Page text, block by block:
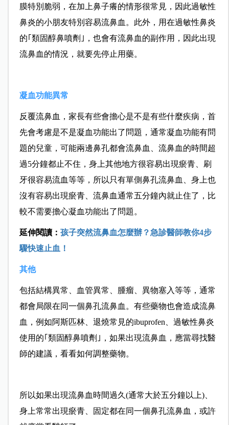
膜特別脆弱，在加上鼻子癢的情形很常見，因此過敏性
鼻炎的小朋友特別容易流鼻血。此外，用在過敏性鼻炎
的｢類固醇鼻噴劑｣，也會有流鼻血的副作用，因此出現
流鼻血的情況，就要先停止用藥。
凝血功能異常
反覆流鼻血，家長有些會擔心是不是有些什麼疾病，首
先會考慮是不是凝血功能出了問題，通常凝血功能有問
題的兒童，可能兩邊鼻孔都會流鼻血、流鼻血的時間超
過5分鐘都止不住，身上其他地方很容易出現瘀青、刷
牙很容易流血等等，所以只有單側鼻孔流鼻血、身上也
沒有容易出現瘀青、流鼻血通常五分鐘內就止住了，比
較不需要擔心凝血功能出了問題。
延伸閱讀： 孩子突然流鼻血怎麼辦？急診醫師教你4步
驟快速止血！
其他
包括結構異常、血管異常、腫瘤、異物塞入等等，通常
都會局限在同一個鼻孔流鼻血。有些藥物也會造成流鼻
血，例如阿斯匹林、退燒常見的ibuprofen、過敏性鼻炎
使用的｢類固醇鼻噴劑｣，如果出現流鼻血，應當尋找醫
師的建議，看看如何調整藥物。
所以如果出現流鼻血時間過久(通常大於五分鐘以上)、
身上常常出現瘀青、固定都在同一個鼻孔流鼻血，或許